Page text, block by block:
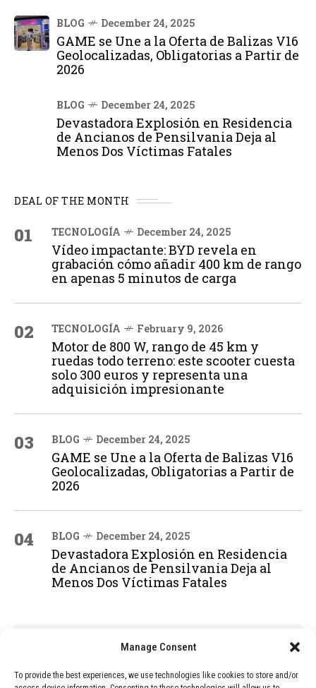
Manage Consent
To provide the best experiences, we use technologies like cookies to store and/or
BLOG December 24, 2025
GAME se Une a la Oferta de Balizas V16
Geolocalizadas, Obligatorias a Partir de
2026
BLOG December 24, 2025
Devastadora Explosión en Residencia
de Ancianos de Pensilvania Deja al
Menos Dos Víctimas Fatales
DEAL OF THE MONTH
01 TECNOLOGÍA December 24, 2025
Vídeo impactante: BYD revela en
grabación cómo añadir 400 km de rango
en apenas 5 minutos de carga
02 TECNOLOGÍA February 9, 2026
Motor de 800 W, rango de 45 km y
ruedas todo terreno: este scooter cuesta
solo 300 euros y representa una
adquisición impresionante
03 BLOG December 24, 2025
GAME se Une a la Oferta de Balizas V16
Geolocalizadas, Obligatorias a Partir de
2026
04 BLOG December 24, 2025
Devastadora Explosión en Residencia
de Ancianos de Pensilvania Deja al
Menos Dos Víctimas Fatales